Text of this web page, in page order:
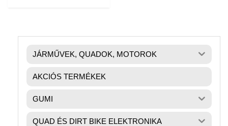
JÁRMŰVEK, QUADOK, MOTOROK
AKCIÓS TERMÉKEK
GUMI
QUAD ÉS DIRT BIKE ELEKTRONIKA